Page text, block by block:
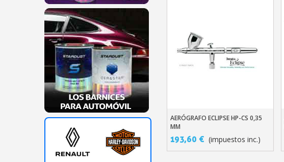
Añadir Al Carrito
AERÓGRAFO ECLIPSE HP-CS 0,35
MM
193,60 € (impuestos inc.)